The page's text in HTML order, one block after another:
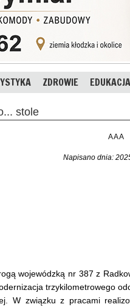
ZDROWIE EDUKACJA
stole
AAA
Napisano dnia:
wojewódzką nr 387 z
trzykilometrowego
W związku z pracami